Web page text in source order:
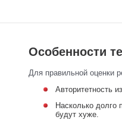
Особенности
Для правильной оценки
Авторитетность
Насколько долго
будут хуже.